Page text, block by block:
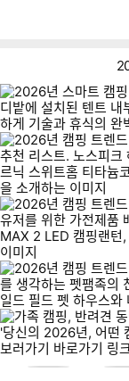
노
스
피
크
헤
일
로
에
어
돔
로
티
캠
프
힐
하
우
스
에
어
텐
트
카
르
닉
스
위
트
홈
티
타
늄
코
루
메
나
5.
1
C
H
카
고
컨
테
이
너
샤
카
즈
미
K
2
네
이
처
하
캠
핑